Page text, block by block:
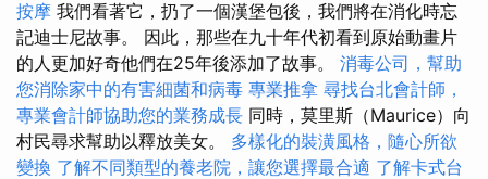
按摩 我們看著它，扔了一個漢堡包後，我們將在消化時忘
記迪士尼故事。 因此，那些在九十年代初看到原始動畫片
的人更加好奇他們在25年後添加了故事。 消毒公司，幫助
您消除家中的有害細菌和病毒 專業推拿 尋找台北會計師，
專業會計師協助您的業務成長 同時，莫里斯（Maurice）向
村民尋求幫助以釋放美女。 多樣化的裝潢風格，隨心所欲
變換 了解不同類型的養老院，讓您選擇最合適 了解卡式台